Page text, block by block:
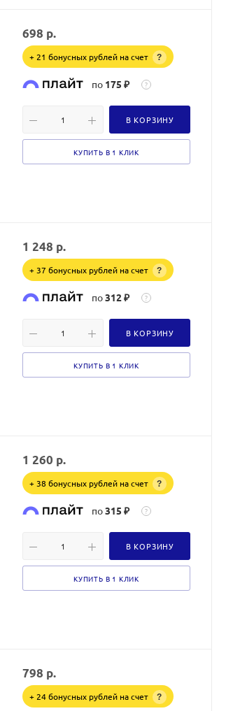
698 р.
+ 21 бонусных рублей на счет ?
по 175 ₽ ?
В КОРЗИНУ
КУПИТЬ В 1 КЛИК
1 248 р.
+ 37 бонусных рублей на счет ?
по312 ₽ ?
В КОРЗИНУ
КУПИТЬ В 1 КЛИК
1 260 р.
+ 38 бонусных рублей на счет ?
по315 ₽ ?
В КОРЗИНУ
КУПИТЬ В 1 КЛИК
798 р.
+ 24 бонусных рублей на счет ?